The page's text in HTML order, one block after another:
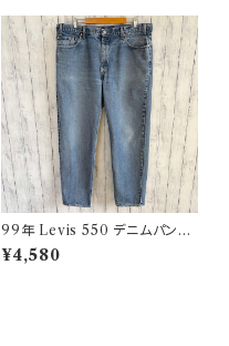
99年 Levis 550 デニムパンツ
ワイドデニム リーバイス ヴィン
テージ 21
¥4,580